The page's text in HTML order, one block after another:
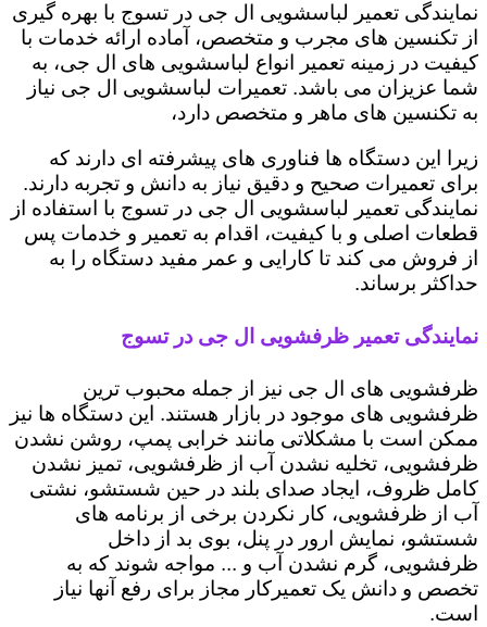
نمایندگی تعمیر لباسشویی ال جی در تسوج با بهره گیری
از تکنسین های مجرب و متخصص، آماده ارائه خدمات با
کیفیت در زمینه تعمیر انواع لباسشویی های ال جی، به
شما عزیزان می باشد. تعمیرات لباسشویی ال جی نیاز
به تکنسین های ماهر و متخصص دارد،
زیرا این دستگاه ها فناوری های پیشرفته ای دارند که
برای تعمیرات صحیح و دقیق نیاز به دانش و تجربه دارند.
نمایندگی تعمیر لباسشویی ال جی در تسوج با استفاده از
قطعات اصلی و با کیفیت، اقدام به تعمیر و خدمات پس
از فروش می کند تا کارایی و عمر مفید دستگاه را به
حداکثر برساند.
نمایندگی تعمیر ظرفشویی ال جی در تسوج
ظرفشویی های ال جی نیز از جمله محبوب ترین
ظرفشویی های موجود در بازار هستند. این دستگاه ها نیز
ممکن است با مشکلاتی مانند خرابی پمپ، روشن نشدن
ظرفشویی، تخلیه نشدن آب از ظرفشویی، تمیز نشدن
کامل ظروف، ایجاد صدای بلند در حین شستشو، نشتی
آب از ظرفشویی، کار نکردن برخی از برنامه های
شستشو، نمایش ارور در پنل، بوی بد از داخل
ظرفشویی، گرم نشدن آب و ... مواجه شوند که به
تخصص و دانش یک تعمیرکار مجاز برای رفع آنها نیاز
است.